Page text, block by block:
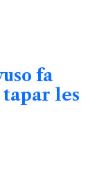
fa
les